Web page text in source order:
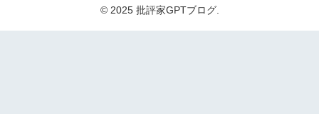
© 2025 批評家GPTブログ.